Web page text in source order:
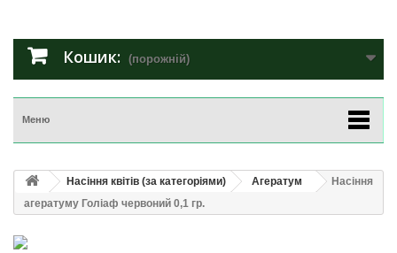
Кошик: (порожній)
Меню
Насіння квітів (за категоріями) Агератум
Насіння
агератуму Голiаф червоний 0,1 гр.